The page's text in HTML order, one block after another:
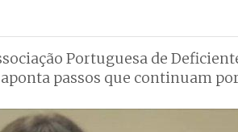
Portuguesa de
passos que continuam